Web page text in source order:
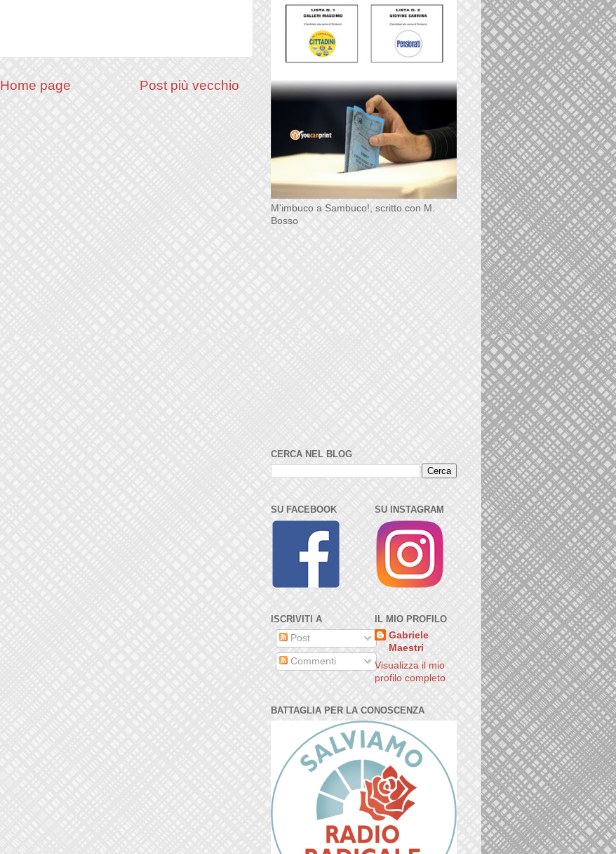
Post più vecchio
Home page
M'imbuco a Sambuco!, scritto con M.
Bosso
CERCA NEL BLOG
SU FACEBOOK
ISCRIVITI A
Post
Commenti
SU INSTAGRAM
IL MIO PROFILO
Gabriele
Maestri
Visualizza il mio
profilo completo
BATTAGLIA PER LA CONOSCENZA